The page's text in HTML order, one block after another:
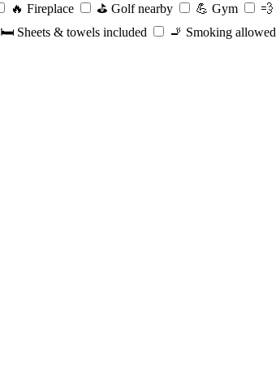
🔥 Fireplace ⛳️ Golf nearby 💪 Gym 💨
🛏️ Sheets & towels included 🚬 Smoking allowed